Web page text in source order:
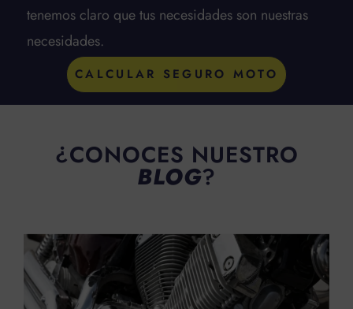
tenemos claro que tus necesidades son nuestras
necesidades.
CALCULAR SEGURO MOTO
¿CONOCES NUESTRO
BLOG?